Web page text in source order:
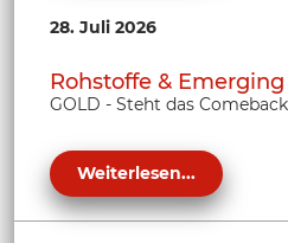
28. Juli 2026
Rohstoffe &
GOLD - Steht das
Weiterlesen...